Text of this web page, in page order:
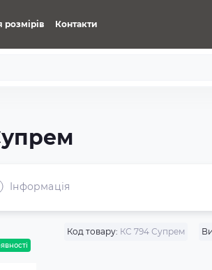
розмірів Контакти
Iнформація
Код товару: КС 794 Супрем